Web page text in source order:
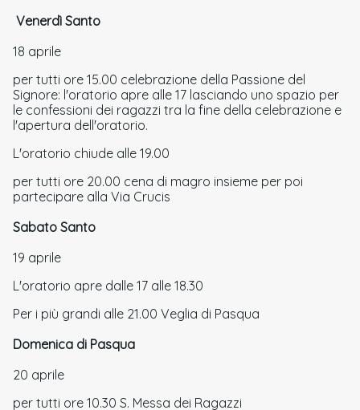
Venerdì Santo
18 aprile
per tutti ore 15.00 celebrazione della Passione del
Signore: l'oratorio apre alle 17 lasciando uno spazio per
le confessioni dei ragazzi tra la fine della celebrazione e
l'apertura dell'oratorio.
L'oratorio chiude alle 19.00
per tutti ore 20.00 cena di magro insieme per poi
partecipare alla Via Crucis
Sabato Santo
19 aprile
L'oratorio apre dalle 17 alle 18.30
Per i più grandi alle 21.00 Veglia di Pasqua
Domenica di Pasqua
20 aprile
per tutti ore 10.30 S. Messa dei Ragazzi